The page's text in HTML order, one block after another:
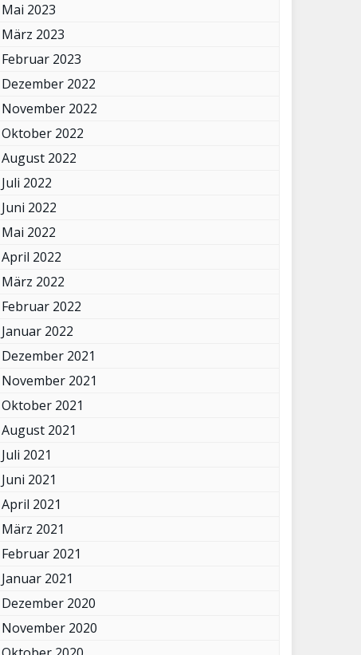
Mai 2023
März 2023
Februar 2023
Dezember 2022
November 2022
Oktober 2022
August 2022
Juli 2022
Juni 2022
Mai 2022
April 2022
März 2022
Februar 2022
Januar 2022
Dezember 2021
November 2021
Oktober 2021
August 2021
Juli 2021
Juni 2021
April 2021
März 2021
Februar 2021
Januar 2021
Dezember 2020
November 2020